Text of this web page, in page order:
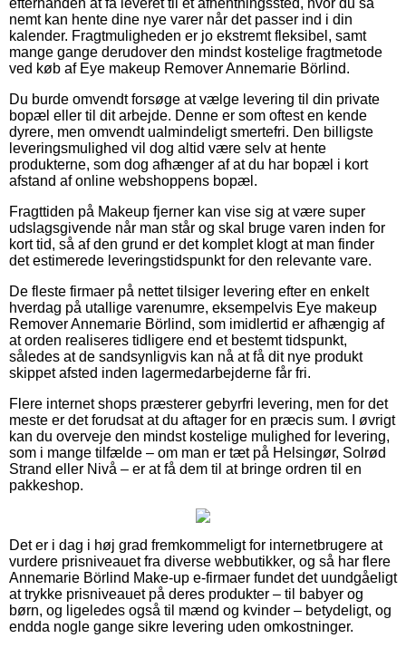
nemt kan hente dine nye varer når det passer ind i din
kalender. Fragtmuligheden er jo ekstremt fleksibel, samt
mange gange derudover den mindst kostelige fragtmetode
ved køb af Eye makeup Remover Annemarie Börlind.
Du burde omvendt forsøge at vælge levering til din private
bopæl eller til dit arbejde. Denne er som oftest en kende
dyrere, men omvendt ualmindeligt smertefri. Den billigste
leveringsmulighed vil dog altid være selv at hente
produkterne, som dog afhænger af at du har bopæl i kort
afstand af online webshoppens bopæl.
Fragttiden på Makeup fjerner kan vise sig at være super
udslagsgivende når man står og skal bruge varen inden for
kort tid, så af den grund er det komplet klogt at man finder
det estimerede leveringstidspunkt for den relevante vare.
De fleste firmaer på nettet tilsiger levering efter en enkelt
hverdag på utallige varenumre, eksempelvis Eye makeup
Remover Annemarie Börlind, som imidlertid er afhængig af
at orden realiseres tidligere end et bestemt tidspunkt,
således at de sandsynligvis kan nå at få dit nye produkt
skippet afsted inden lagermedarbejderne får fri.
Flere internet shops præsterer gebyrfri levering, men for det
meste er det forudsat at du aftager for en præcis sum. I øvrigt
kan du overveje den mindst kostelige mulighed for levering,
som i mange tilfælde – om man er tæt på Helsingør, Solrød
Strand eller Nivå – er at få dem til at bringe ordren til en
pakkeshop.
Det er i dag i høj grad fremkommeligt for internetbrugere at
vurdere prisniveauet fra diverse webbutikker, og så har flere
Annemarie Börlind Make-up e-firmaer fundet det uundgåeligt
at trykke prisniveauet på deres produkter – til babyer og
børn, og ligeledes også til mænd og kvinder – betydeligt, og
endda nogle gange sikre levering uden omkostninger.